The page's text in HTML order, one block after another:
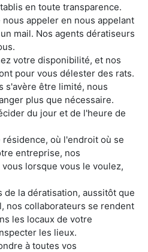
en toute transparence.
appeler en nous appelant
mail. Nos agents dératiseurs
votre disponibilité, et nos
pour vous délester des rats.
s'avère être limité, nous
plus que nécessaire.
du jour et de l'heure de
où l'endroit où se
entreprise, nos
lorsque vous le voulez,
de la dératisation, aussitôt que
nos collaborateurs se rendent
les locaux de votre
les lieux.
à toutes vos